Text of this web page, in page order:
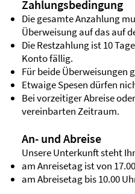
Zahlungsbedingung
Die gesamte Anzahlung
Überweisung auf das auf
Die Restzahlung ist 10
Konto fällig.
Für beide Überweisungen
Etwaige Spesen dürfen
Bei vorzeitiger Abreise
vereinbarten Zeitraum.
An- und Abreise
Unsere Unterkunft steht
am Anreisetag ist von
am Abreisetag bis 10.00